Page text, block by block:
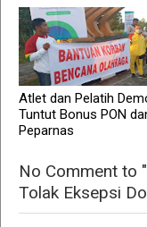
Atlet dan Pelatih
Tuntut Bonus PON
Peparnas
No Comment to
Tolak Eksepsi